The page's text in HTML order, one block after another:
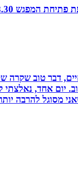
דבר טוב שקרה
יום אחד, נאלצתי
מסוגל להרבה